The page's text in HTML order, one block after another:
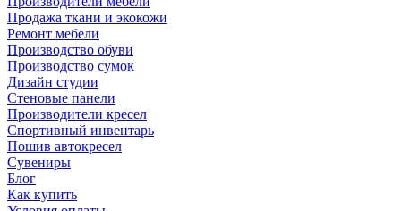
Продажа ткани и экокожи
Ремонт мебели
Производство обуви
Производство сумок
Дизайн студии
Стеновые панели
Производители кресел
Спортивный инвентарь
Пошив автокресел
Сувениры
Блог
Как купить